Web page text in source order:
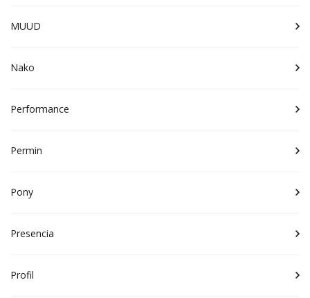
MUUD
Nako
Performance
Permin
Pony
Presencia
Profil